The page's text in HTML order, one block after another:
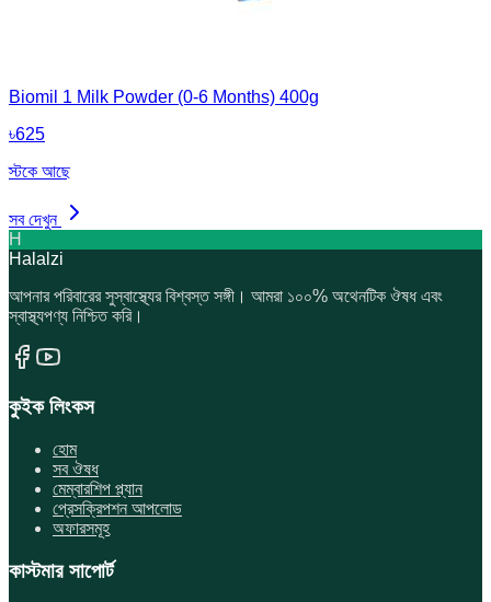
Biomil 1 Milk Powder (0-6 Months) 400g
৳625
স্টকে আছে
সব দেখুন
H
Halalzi
আপনার পরিবারের সুস্বাস্থ্যের বিশ্বস্ত সঙ্গী। আমরা ১০০% অথেনটিক ঔষধ এবং
স্বাস্থ্যপণ্য নিশ্চিত করি।
কুইক লিংকস
হোম
সব ঔষধ
মেম্বারশিপ প্ল্যান
প্রেসক্রিপশন আপলোড
অফারসমূহ
কাস্টমার সাপোর্ট